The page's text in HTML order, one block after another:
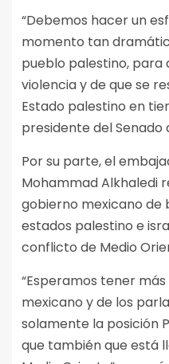
“Debemos hacer un
momento tan
pueblo palestino, para
violencia y de que se
Estado palestino en
presidente del Senado
Por su parte, el
Mohammad Alkhaledi
gobierno mexicano de
estados palestino e
conflicto de Medio
“Esperamos tener
mexicano y de los
solamente la posición
que también que está